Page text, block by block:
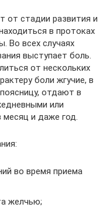
от стадии развития и
в протоках
Во всех случаях
выступает боль.
от нескольких
боли жгучие, в
отдают в
или
месяц и даже год.
во время приема
желчью;